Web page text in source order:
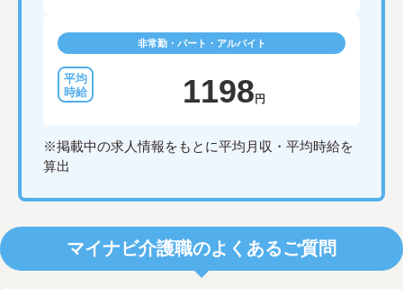
非常勤・パート・アルバイト
1198 円
※掲載中の求人情報をもとに平均月収・平均時給を
算出
マイナビ介護職のよくあるご質問